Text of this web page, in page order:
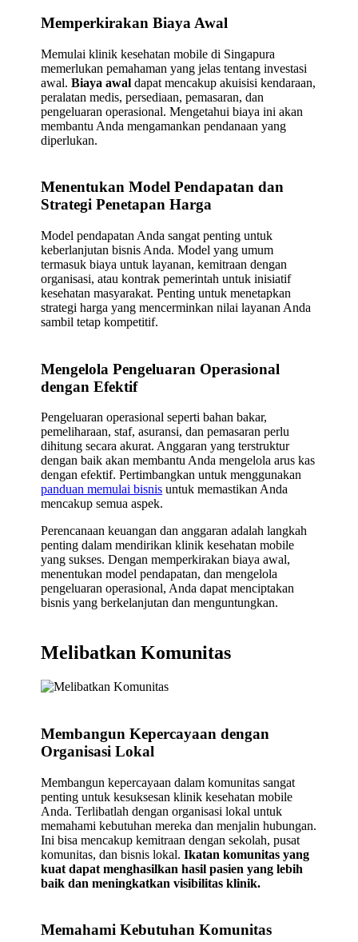
Memperkirakan Biaya Awal
Memulai klinik kesehatan mobile di Singapura
memerlukan pemahaman yang jelas tentang investasi
awal.Biaya awal dapat mencakup akuisisi kendaraan,
peralatan medis, persediaan, pemasaran, dan
pengeluaran operasional. Mengetahui biaya ini akan
membantu Anda mengamankan pendanaan yang
diperlukan.
Menentukan Model Pendapatan dan
Strategi Penetapan Harga
Model pendapatan Anda sangat penting untuk
keberlanjutan bisnis Anda. Model yang umum
termasuk biaya untuk layanan, kemitraan dengan
organisasi, atau kontrak pemerintah untuk inisiatif
kesehatan masyarakat. Penting untuk menetapkan
strategi harga yang mencerminkan nilai layanan Anda
sambil tetap kompetitif.
Mengelola Pengeluaran Operasional
dengan Efektif
Pengeluaran operasional seperti bahan bakar,
pemeliharaan, staf, asuransi, dan pemasaran perlu
dihitung secara akurat. Anggaran yang terstruktur
dengan baik akan membantu Anda mengelola arus kas
dengan efektif. Pertimbangkan untuk menggunakan
panduan memulai bisnis untuk memastikan Anda
mencakup semua aspek.
Perencanaan keuangan dan anggaran adalah langkah
penting dalam mendirikan klinik kesehatan mobile
yang sukses. Dengan memperkirakan biaya awal,
menentukan model pendapatan, dan mengelola
pengeluaran operasional, Anda dapat menciptakan
bisnis yang berkelanjutan dan menguntungkan.
Melibatkan Komunitas
Membangun Kepercayaan dengan
Organisasi Lokal
Membangun kepercayaan dalam komunitas sangat
penting untuk kesuksesan klinik kesehatan mobile
Anda. Terlibatlah dengan organisasi lokal untuk
memahami kebutuhan mereka dan menjalin hubungan.
Ini bisa mencakup kemitraan dengan sekolah, pusat
komunitas, dan bisnis lokal.Ikatan komunitas yang
kuat dapat menghasilkan hasil pasien yang lebih
baik dan meningkatkan visibilitas klinik.
Memahami Kebutuhan Komunitas